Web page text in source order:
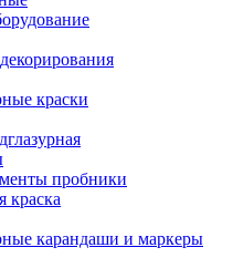
краски
пробники
краска
карандаши и маркеры